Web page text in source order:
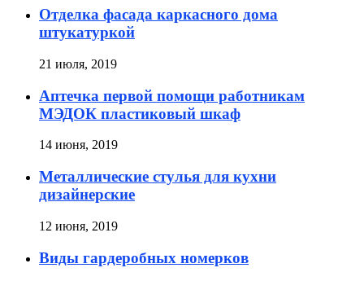
Отделка фасада каркасного дома
штукатуркой
21 июля, 2019
Аптечка первой помощи работникам
МЭДОК пластиковый шкаф
14 июня, 2019
Металлические стулья для кухни
дизайнерские
12 июня, 2019
Виды гардеробных номерков